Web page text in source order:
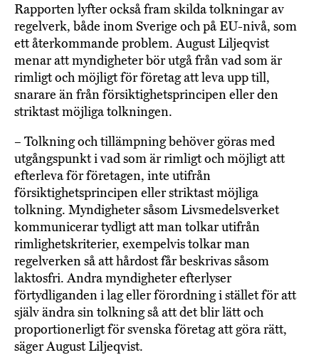
Rapporten lyfter också fram skilda tolkningar av
regelverk, både inom Sverige och på EU-nivå, som
ett återkommande problem. August Liljeqvist
menar att myndigheter bör utgå från vad som är
rimligt och möjligt för företag att leva upp till,
snarare än från försiktighetsprincipen eller den
striktast möjliga tolkningen.
– Tolkning och tillämpning behöver göras med
utgångspunkt i vad som är rimligt och möjligt att
efterleva för företagen, inte utifrån
försiktighetsprincipen eller striktast möjliga
tolkning. Myndigheter såsom Livsmedelsverket
kommunicerar tydligt att man tolkar utifrån
rimlighetskriterier, exempelvis tolkar man
regelverken så att hårdost får beskrivas såsom
laktosfri. Andra myndigheter efterlyser
förtydliganden i lag eller förordning i stället för att
själv ändra sin tolkning så att det blir lätt och
proportionerligt för svenska företag att göra rätt,
säger August Liljeqvist.